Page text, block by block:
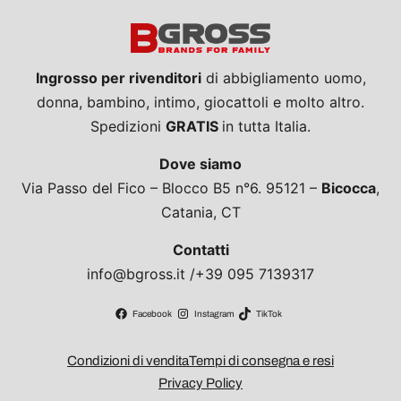
Ingrosso per rivenditoridi abbigliamento uomo,
donna, bambino, intimo, giocattoli e molto altro.
Spedizioni GRATIS in tutta Italia.
Dove siamo
Via Passo del Fico – Blocco B5 n°6. 95121 – Bicocca,
Catania, CT
Contatti
info@bgross.it /+39 095 7139317
Facebook Instagram TikTok
Condizioni di venditaTempi di consegna e resi
Privacy Policy